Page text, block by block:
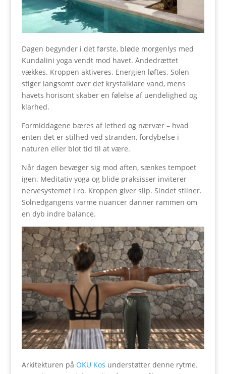
Dagen begynder i det første, bløde morgenlys med
Kundalini yoga vendt mod havet. Åndedrættet
vækkes. Kroppen aktiveres. Energien løftes. Solen
stiger langsomt over det krystalklare vand, mens
havets horisont skaber en følelse af uendelighed og
klarhed.
Formiddagene bæres af lethed og nærvær – hvad
enten det er stilhed ved stranden, fordybelse i
naturen eller blot tid til at være.
Når dagen bevæger sig mod aften, sænkes tempoet
igen. Meditativ yoga og blide praksisser inviterer
nervesystemet i ro. Kroppen giver slip. Sindet stilner.
Solnedgangens varme nuancer danner rammen om
en dyb indre balance.
Arkitekturen på OKU Kos understøtter denne rytme.